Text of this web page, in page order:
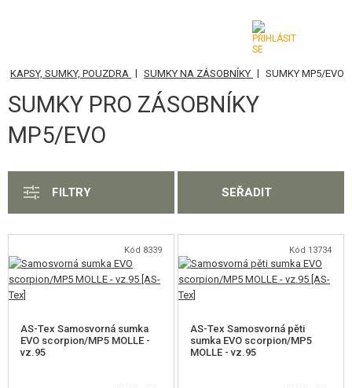
KATEGORIE
AIRSOFTOVÉ ZBRANĚ
VZDUCHOVÉ ZBRANĚ, PRAKY
GRANÁTOMETY, GRANÁTY
AKUMULÁTORY, NABÍJEČKY
ZÁSOBNÍKY, PLNIČKY
BRÝLE, MASKY
KAPSY, SUMKY, POUZDRA | SUMKY NA ZÁSOBNÍKY | SUMKY MP5/EVO
SUMKY PRO ZÁSOBNÍKY
MP5/EVO
FILTRY SEŘADIT
Kód 8339
AS-Tex Samosvorná sumka
EVO scorpion/MP5 MOLLE -
vz.95
Kód 13734
AS-Tex Samosvorná pěti
sumka EVO scorpion/MP5
MOLLE - vz.95